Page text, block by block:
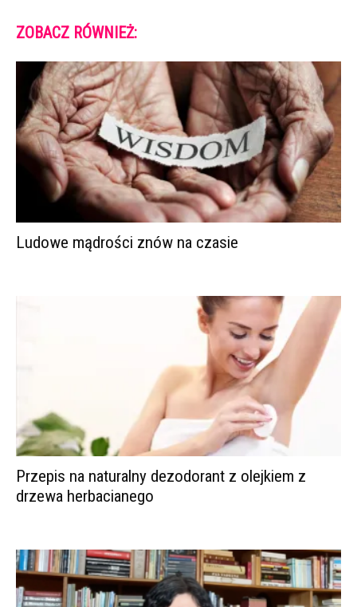
ZOBACZ RÓWNIEŻ:
Ludowe mądrości znów na czasie
Przepis na naturalny dezodorant z olejkiem z
drzewa herbacianego